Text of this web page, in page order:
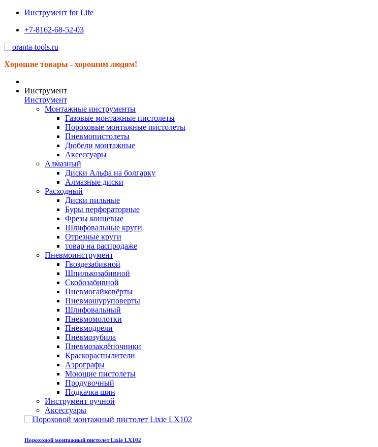
Инструмент for Life
+7-8162-68-52-03
Хорошие товары - хорошим людям!
Инструмент
Инструмент
Монтажные инструменты
Газовые монтажные пистолеты
Пороховые монтажные пистолеты
Пневмопистолеты
Дюбели монтажные
Аксессуары
Алмазный
Диски Альфа на болгарку
Алмазные диски
Расходный
Диски пильные
Буры перфораторные
Фрезы концевые
Шлифовальные круги
Отрезные круги
товар на распродаже
Пневмоинструмент
Гвоздезабивной
Шпилькозабивной
Скобозабивной
Пневмогайковёрты
Пневмошуруповерты
Шлифовальный
Пневмомолотки
Пневмодрели
Пневмозубила
Пневмозаклёпочники
Краскораспылители
Аэрографы
Моющие пистолеты
Продувочный
Подкачка шин
Инструмент ручной
Аксессуары
Пороховой монтажный пистолет Lixie LX102